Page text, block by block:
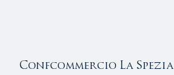
Confcommercio La Spezia